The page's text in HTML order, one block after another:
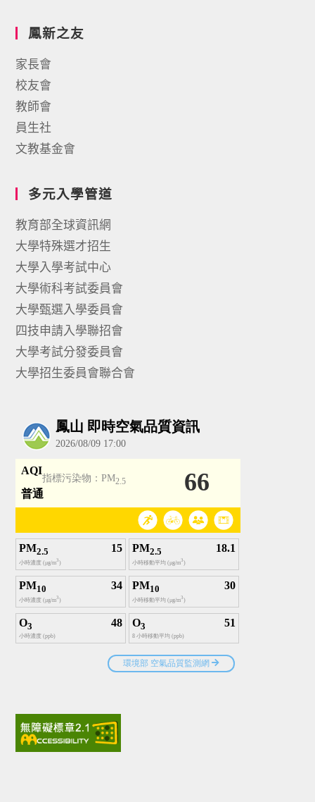
鳳新之友
家長會
校友會
教師會
員生社
文教基金會
多元入學管道
教育部全球資訊網
大學特殊選才招生
大學入學考試中心
大學術科考試委員會
大學甄選入學委員會
四技申請入學聯招會
大學考試分發委員會
大學招生委員會聯合會